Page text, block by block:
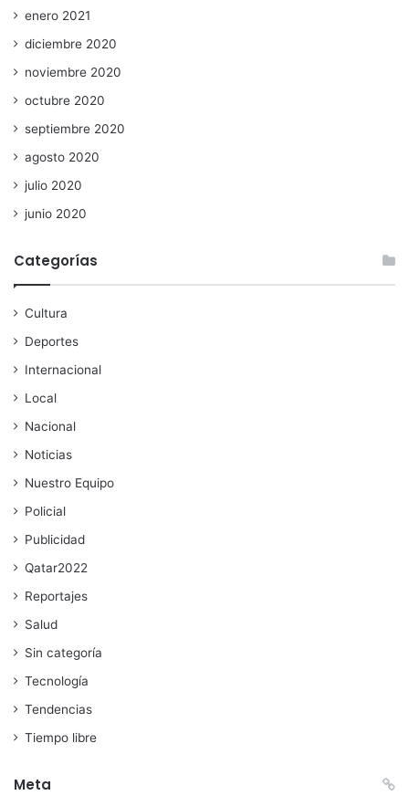
enero 2021
diciembre 2020
noviembre 2020
octubre 2020
septiembre 2020
agosto 2020
julio 2020
junio 2020
Categorías
Cultura
Deportes
Internacional
Local
Nacional
Noticias
Nuestro Equipo
Policial
Publicidad
Qatar2022
Reportajes
Salud
Sin categoría
Tecnología
Tendencias
Tiempo libre
Meta